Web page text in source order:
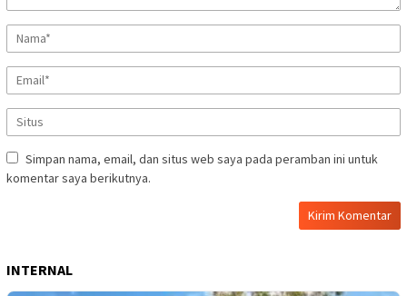
Simpan nama, email, dan situs web saya pada peramban ini untuk
komentar saya berikutnya.
INTERNAL